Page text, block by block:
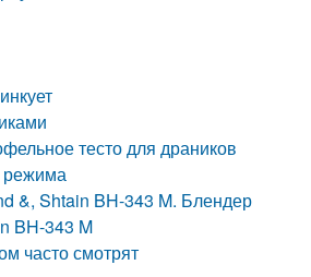
тесто для драников
режима
&, Shtain BH-343 M. Блендер
BH-343 M
часто смотрят